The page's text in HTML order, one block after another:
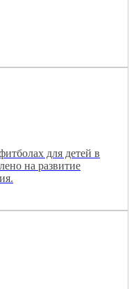
для детей в
на развитие